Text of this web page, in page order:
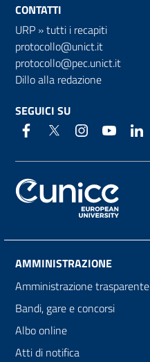
CONTATTI
URP »tutti i recapiti
protocollo@unict.it
protocollo@pec.unict.it
Dillo alla redazione
SEGUICI SU
AMMINISTRAZIONE
Amministrazione trasparente
Bandi, gare e concorsi
Albo online
Atti di notifica